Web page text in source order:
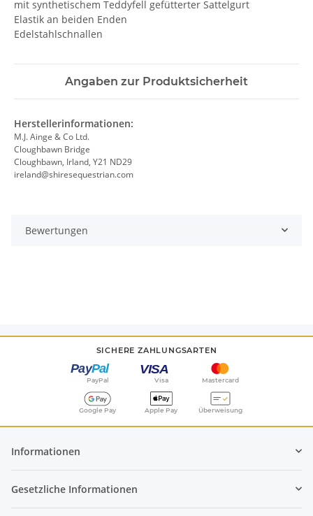
mit synthetischem Teddyfell gefütterter Sattelgurt
Elastik an beiden Enden
Edelstahlschnallen
Angaben zur Produktsicherheit
Herstellerinformationen:
M.J. Ainge & Co Ltd.
Cloughbawn Bridge
Cloughbawn, Irland, Y21 ND29
ireland@shiresequestrian.com
Bewertungen
SICHERE ZAHLUNGSARTEN
PayPal Visa Mastercard
Google Pay Apple Pay Überweisung
Informationen
Gesetzliche Informationen